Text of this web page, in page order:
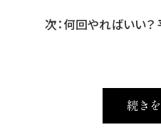
次：何回やればいい
続き